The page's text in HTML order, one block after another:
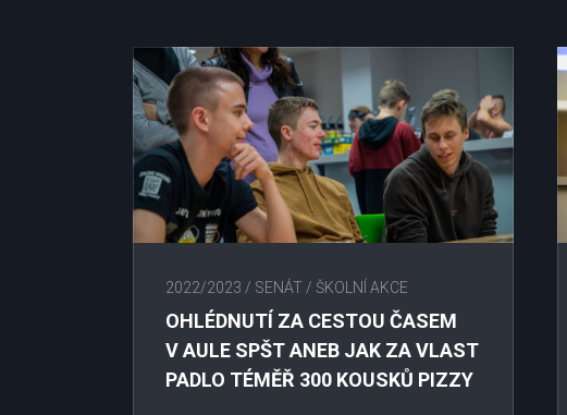
2022/2023 / SENÁT / ŠKOLNÍ AKCE
OHLÉDNUTÍ ZA CESTOU ČASEM
V AULE SPŠT ANEB JAK ZA VLAST
PADLO TÉMĚŘ 300 KOUSKŮ PIZZY